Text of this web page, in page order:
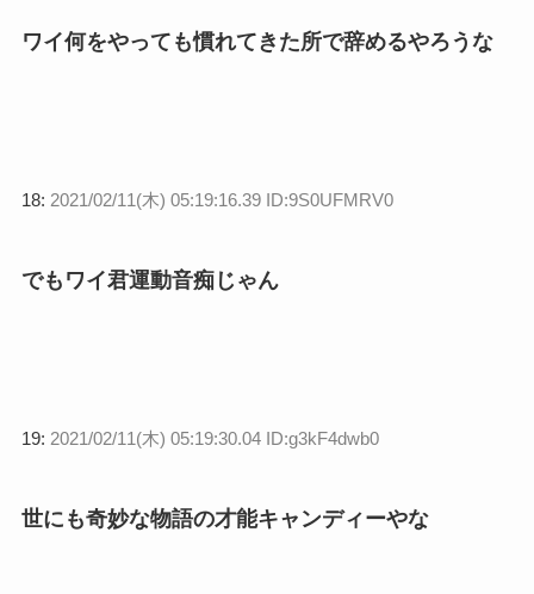
ワイ何をやっても慣れてきた所で辞めるやろうな
18: 2021/02/11(木) 05:19:16.39 ID:9S0UFMRV0
でもワイ君運動音痴じゃん
19: 2021/02/11(木) 05:19:30.04 ID:g3kF4dwb0
世にも奇妙な物語の才能キャンディーやな